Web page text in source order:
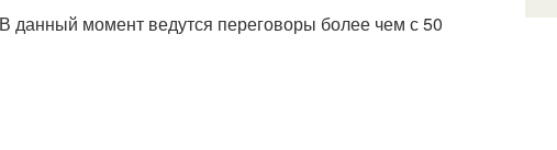
данный момент ведутся переговоры более чем с 50